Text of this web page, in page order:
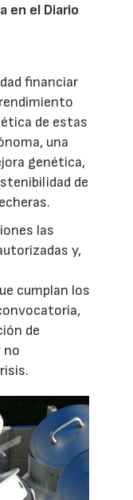
en el Diario
financiar
de estas
una
genética,
de
las
y,
cumplan los
de
no